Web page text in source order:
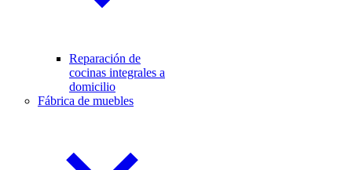
Reparación de
cocinas integrales a
domicilio
Fábrica de muebles